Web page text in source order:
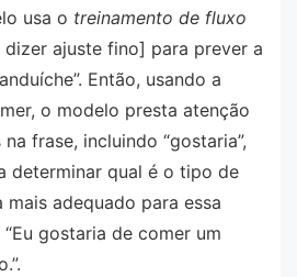
usa o treinamento de fluxo
dizer ajuste fino] para prever a
Então, usando a
o modelo presta atenção
frase, incluindo “gostaria”,
determinar qual é o tipo de
mais adequado para essa
gostaria de comer um